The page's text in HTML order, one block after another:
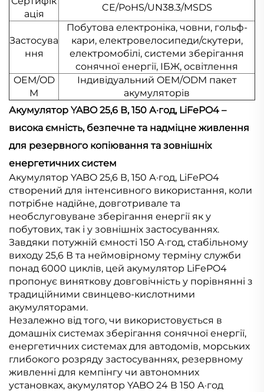
ація
CE/РoHS/UN38.3/MSDS
Застосува
ння
Побутова електроніка, човни, гольф-
кари, електровелосипеди/скутери,
електромобілі, системи зберігання
сонячної енергії, ІБЖ, освітлення
OEM/OD
M
Індивідуальний OEM/ODM пакет
акумуляторів
Акумулятор YABO 25,6 В, 150 А·год, LiFePO4 –
висока ємність, безпечне та надміцне живлення
для резервного копіювання та зовнішніх
енергетичних систем
Акумулятор YABO 25,6 В, 150 А·год, LiFePO4
створений для інтенсивного використання, коли
потрібне надійне, довготривале та
необслуговуване зберігання енергії як у
побутових, так і у зовнішніх застосуваннях.
Завдяки потужній ємності 150 А·год, стабільному
виходу 25,6 В та неймовірному терміну служби
понад 6000 циклів, цей акумулятор LiFePO4
пропонує виняткову довговічність у порівнянні з
традиційними свинцево-кислотними
акумуляторами.
Незалежно від того, чи використовується в
домашніх системах зберігання сонячної енергії,
енергетичних системах для автодомів, морських
глибокого розряду застосуваннях, резервному
живленні для кемпінгу чи автономних
установках, акумулятор YABO 24 В 150 А·год